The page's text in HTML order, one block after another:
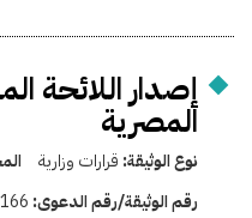
إصدار اللائحة
المصرية
نوع الوثيقة: قرارات وزارية
رقم الوثيقة/رقم الدعوى: